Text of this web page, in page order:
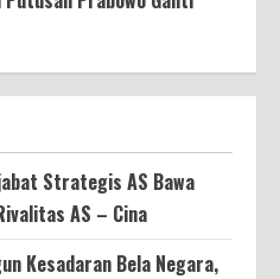
Strategis AS Bawa
AS – Cina
Kesadaran Bela Negara,